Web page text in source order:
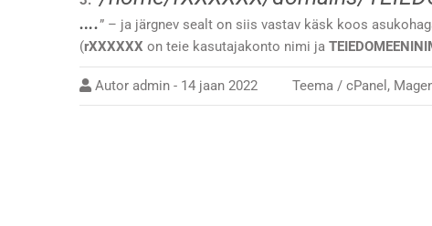
….” – ja järgnev sealt on siis vastav käsk koos
(rXXXXXX on teie kasutajakonto nimi ja
Autor admin - 14 jaan 2022 Teema / cPanel ,